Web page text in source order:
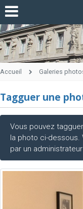
Accueil Galeries
Tagguer une
Vous pouvez
la photo ci-dessous.
par un